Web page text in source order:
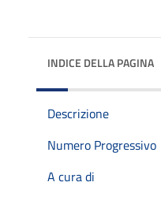
INDICE DELLA PAGINA
Descrizione
Numero Progressivo
A cura di